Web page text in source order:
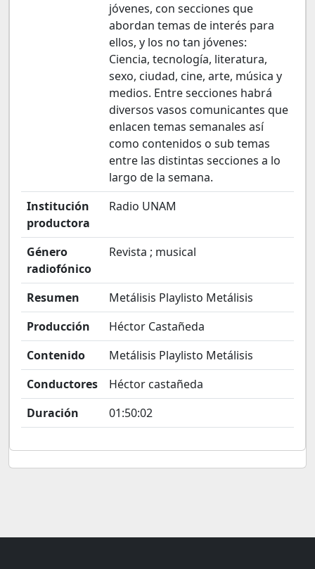
jóvenes, con secciones que
abordan temas de interés para
ellos, y los no tan jóvenes:
Ciencia, tecnología, literatura,
sexo, ciudad, cine, arte, música y
medios. Entre secciones habrá
diversos vasos comunicantes que
enlacen temas semanales así
como contenidos o sub temas
entre las distintas secciones a lo
largo de la semana.
Institución
productora
Radio UNAM
Género
radiofónico
Revista ; musical
Resumen
Metálisis Playlisto Metálisis
Producción
Héctor Castañeda
Contenido
Metálisis Playlisto Metálisis
Conductores
Héctor castañeda
Duración
01:50:02